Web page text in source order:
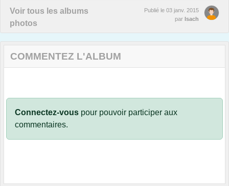
Voir tous les albums
photos
Publié le 03 janv. 2015
par Isach
COMMENTEZ L'ALBUM
Connectez-vous pour pouvoir participer aux
commentaires.